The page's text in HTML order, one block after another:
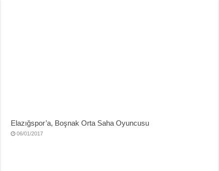
Elazığspor’a, Boşnak Orta Saha Oyuncusu
06/01/2017